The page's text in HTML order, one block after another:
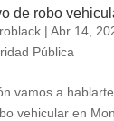
de robo
| Abr 14,
Pública
vamos a
vehicular en